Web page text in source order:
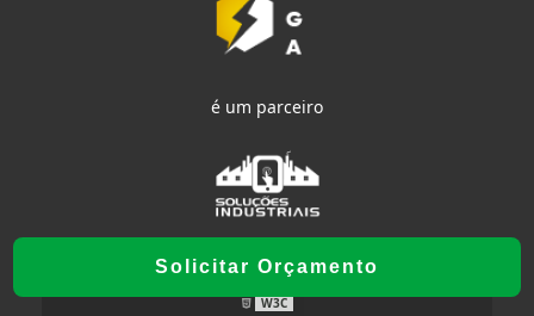
Solicitar Orçamento
é um parceiro
W3C